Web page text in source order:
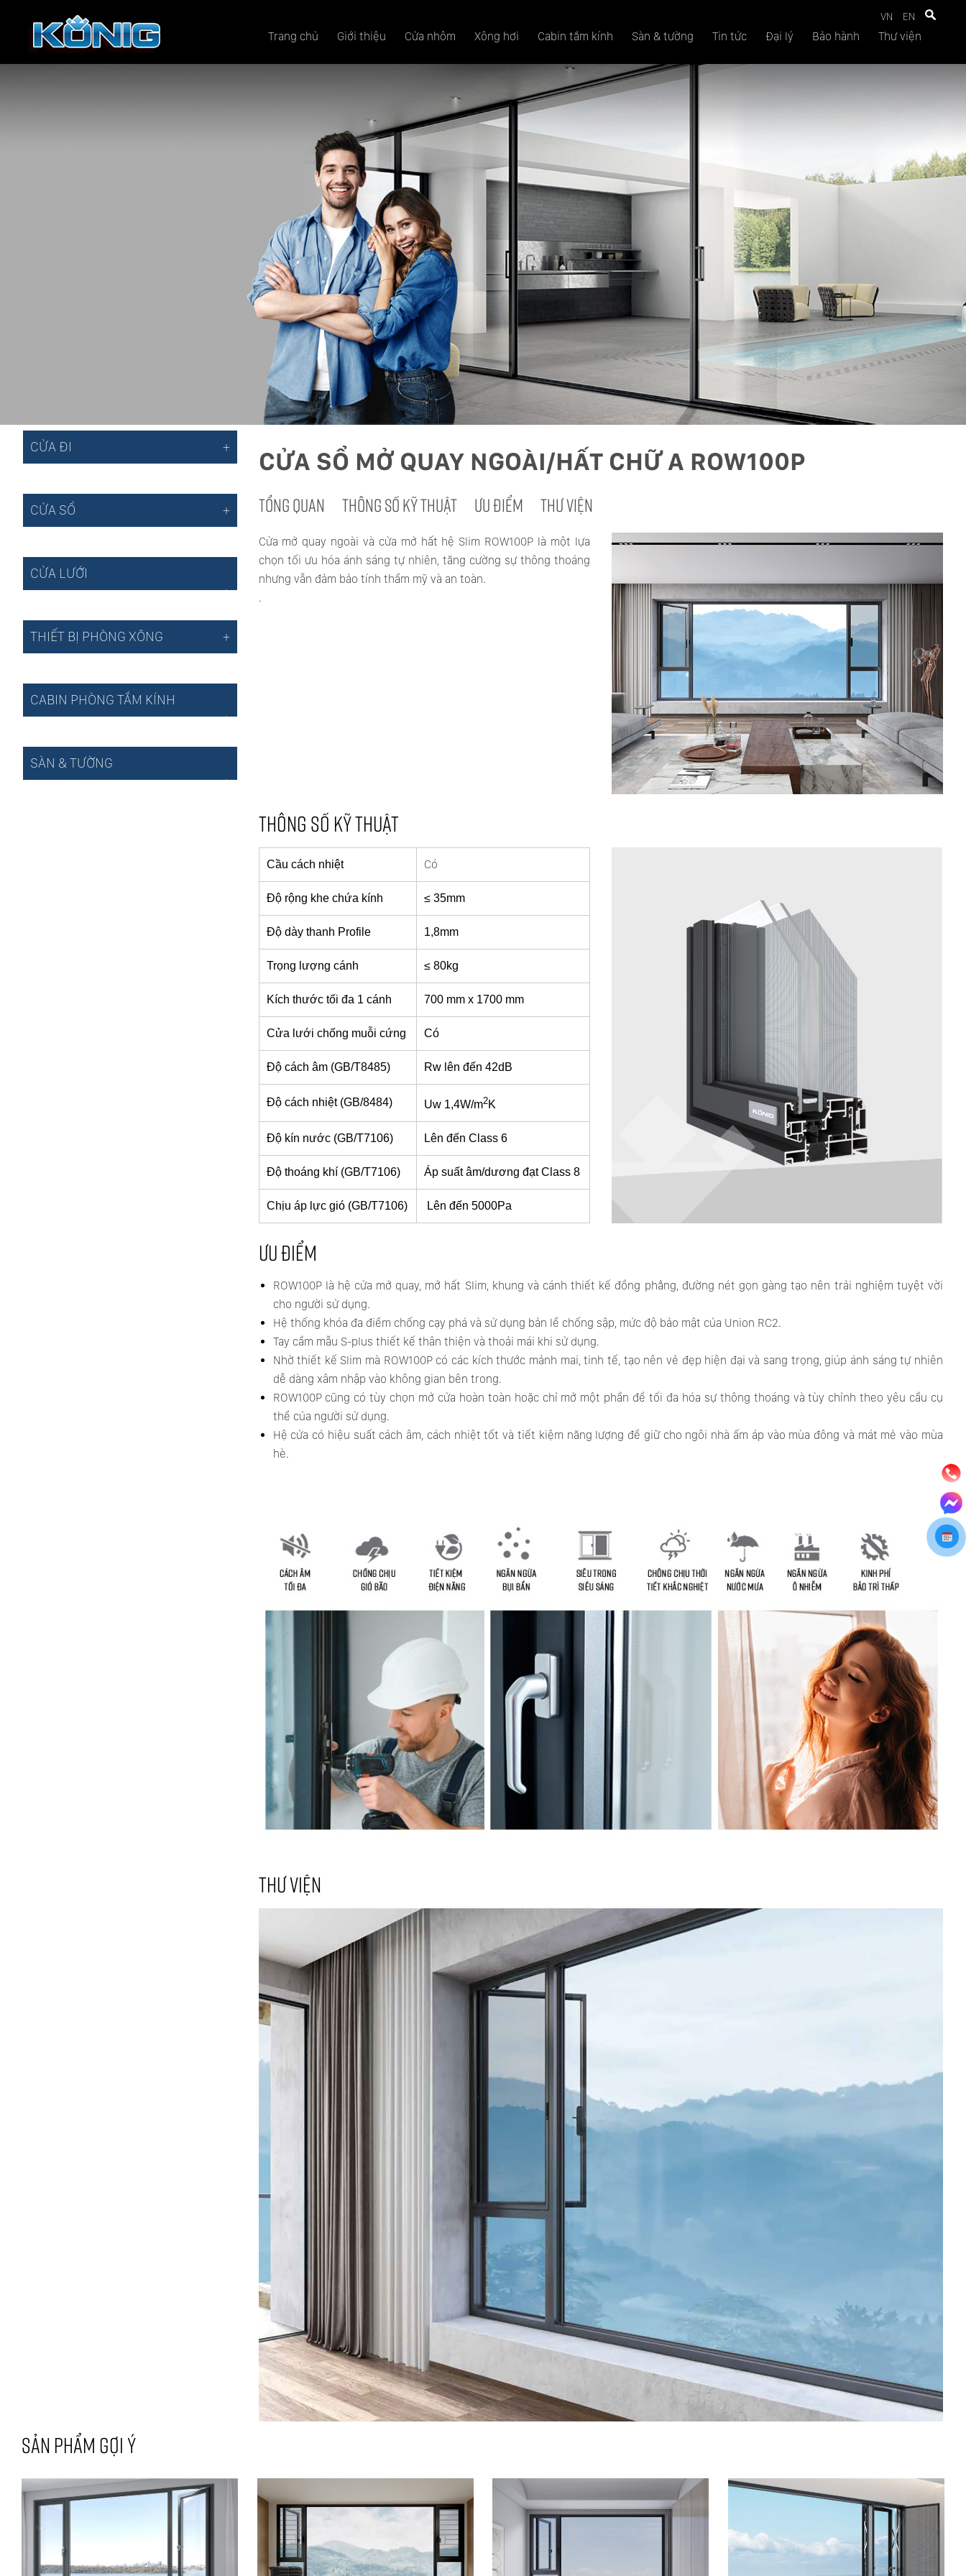
VN EN
Trang chủ Giới thiệu Cửa nhôm Xông hơi Cabin tắm kính Sàn & tường Tin tức Đại lý Bảo hành Thư viện
CỬA ĐI
CỬA SỔ
CỬA LƯỚI
THIẾT BỊ PHÒNG XÔNG
CABIN PHÒNG TẮM KÍNH
SÀN & TƯỜNG
CỬA SỔ MỞ QUAY NGOÀI/HẤT CHỮ A ROW100P
TỔNG QUAN THÔNG SỐ KỸ THUẬT ƯU ĐIỂM THƯ VIỆN
Cửa mở quay ngoài và cửa mở hất hệ Slim ROW100P là một lựa
chọn tối ưu hóa ánh sáng tự nhiên, tăng cường sự thông thoáng
nhưng vẫn đảm bảo tính thẩm mỹ và an toàn.
.
THÔNG SỐ KỸ THUẬT
Cầu cách nhiệt Có
Độ rộng khe chứa kính ≤ 35mm
Độ dày thanh Profile 1,8mm
Trọng lượng cánh ≤ 80kg
Kích thước tối đa 1 cánh 700 mm x 1700 mm
Cửa lưới chống muỗi cứng Có
Độ cách âm (GB/T8485) Rw lên đến 42dB
Độ cách nhiệt (GB/8484) Uw 1,4W/m2K
Độ kín nước (GB/T7106) Lên đến Class 6
Độ thoáng khí (GB/T7106) Áp suất âm/dương đạt Class 8
Chịu áp lực gió (GB/T7106) Lên đến 5000Pa
ƯU ĐIỂM
ROW100P là hệ cửa mở quay, mở hất Slim, khung và cánh thiết kế đồng phẳng, đường nét gọn gàng tạo nên trải nghiệm tuyệt vời
cho người sử dụng.
Hệ thống khóa đa điểm chống cạy phá và sử dụng bản lề chống sập, mức độ bảo mật của Union RC2.
Tay cầm mẫu S-plus thiết kế thân thiện và thoải mái khi sử dụng.
Nhờ thiết kế Slim mà ROW100P có các kích thước mảnh mai, tinh tế, tạo nên vẻ đẹp hiện đại và sang trọng, giúp ánh sáng tự nhiên
dễ dàng xâm nhập vào không gian bên trong.
ROW100P cũng có tùy chọn mở cửa hoàn toàn hoặc chỉ mở một phần để tối đa hóa sự thông thoáng và tùy chỉnh theo yêu cầu cụ
thể của người sử dụng.
Hệ cửa có hiệu suất cách âm, cách nhiệt tốt và tiết kiệm năng lượng để giữ cho ngôi nhà ấm áp vào mùa đông và mát mẻ vào mùa
hè.
THƯ VIỆN
SẢN PHẨM GỢI Ý